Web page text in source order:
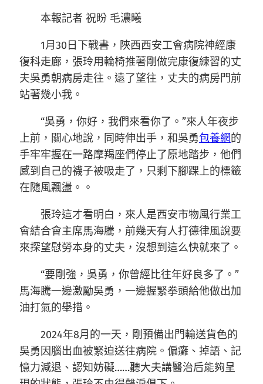
本報記者 祝盼 毛濃曦
1月30日下戰書，陜西西安工會病院神經康
復科走廊，張玲用輪椅推著剛做完康復練習的丈
夫吳勇朝病房走往。遠了望往，丈夫的病房門前
站著幾小我。
“吳勇，你好，我們來看你了。”來人年夜步
上前，關心地說，同時伸出手，和吳勇包養網的
手牢牢握在一路摩羯座們停止了原地踏步，他們
感到自己的襪子被吸走了，只剩下腳踝上的標籤
在隨風飄盪。。
張玲這才看明白，來人是西安市物風行業工
會結合會主席馬海騰，前幾天有人打德律風說要
來探望慰勞本身的丈夫，沒想到這么快就來了。
“要剛強，吳勇，你曾經比往年好良多了。”
馬海騰一邊激勵吳勇，一邊握緊拳頭給他做出加
油打氣的舉措。
2024年8月的一天，剛預備出門輸送貨色的
吳勇因腦出血被緊迫送往病院。偏癱、掉語、記
憶力減退、認知妨礙……聽大夫講醫治后能夠呈